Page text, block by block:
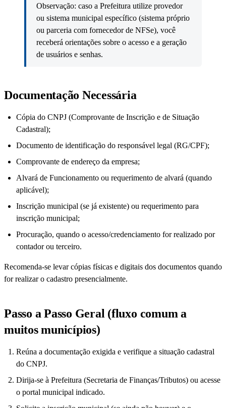
Observação: caso a Prefeitura utilize provedor
ou sistema municipal específico (sistema próprio
ou parceria com fornecedor de NFSe), você
receberá orientações sobre o acesso e a geração
de usuários e senhas.
Documentação Necessária
Cópia do CNPJ (Comprovante de Inscrição e de Situação
Cadastral);
Documento de identificação do responsável legal (RG/CPF);
Comprovante de endereço da empresa;
Alvará de Funcionamento ou requerimento de alvará (quando
aplicável);
Inscrição municipal (se já existente) ou requerimento para
inscrição municipal;
Procuração, quando o acesso/credenciamento for realizado por
contador ou terceiro.
Recomenda-se levar cópias físicas e digitais dos documentos quando
for realizar o cadastro presencialmente.
Passo a Passo Geral (fluxo comum a
muitos municípios)
Reúna a documentação exigida e verifique a situação cadastral
do CNPJ.
Dirija-se à Prefeitura (Secretaria de Finanças/Tributos) ou acesse
o portal municipal indicado.